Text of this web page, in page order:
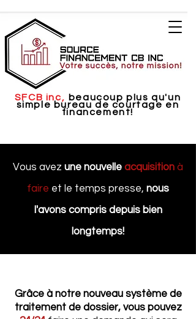
SFCB inc, beaucoup plus qu'un
simple bureau de courtage en
financement!
Vous avez une nouvelle acquisition à
faire et le temps presse, nous
l'avons compris depuis bien
longtemps!
Grâce à notre nouveau système de
traitement de dossier, vous pouvez